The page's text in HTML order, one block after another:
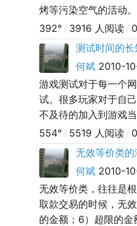
烤等污染空气的活动
392° / 3916 人阅读 /
测试时间的
何斌 2010-
游戏测试对于每一个
试。很多玩家对于自
不及待的加入到游戏
积的经验在游戏开始
554° / 5519 人阅读 /
无效等价类的
何斌 2010-
无效等价类，往往是
取款交易的时候，无
的金额；6）超限的